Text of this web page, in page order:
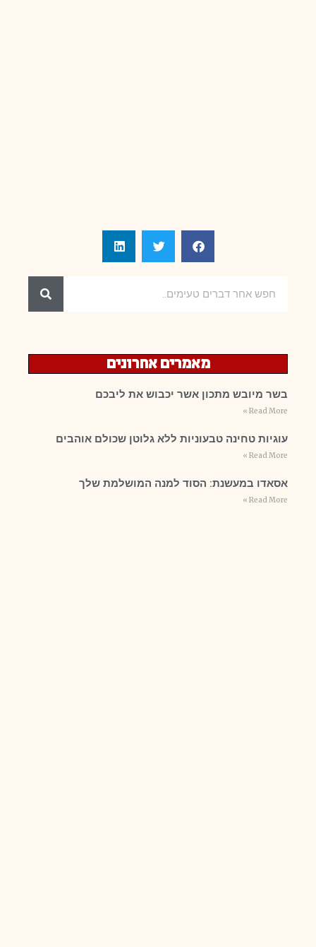
מאמרים אחרונים
בשר מיובש מתכון אשר יכבוש את ליבכם
Read More »
עוגיות טחינה טבעוניות ללא גלוטן שכולם אוהבים
Read More »
אסאדו במעשנת: הסוד למנה המושלמת שלך
Read More »